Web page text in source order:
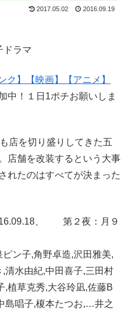
2017.05.02 2016.09.19
ラマ
ク】 【映画】
【アニメ】
中！１日1ポチお願いしま
店を切り盛りしてきた五
店舗を改装するという大事
れたのはすべてが決まった
16.09.18、 第２夜：月９
ン子,角野卓造,沢田雅美,
清水由紀,中田喜子,三田村
,植草克秀,大谷玲凪,佐藤B
島唱子,榎本たつお,…井之